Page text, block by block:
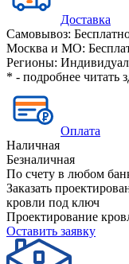
Доставка
Самовывоз:
Москва и МО:
Регионы:
* - подробнее читать
Оплата
Наличная
Безналичная
По счету в любом
Заказать
кровли под ключ
Проектирование
Оставить заявку